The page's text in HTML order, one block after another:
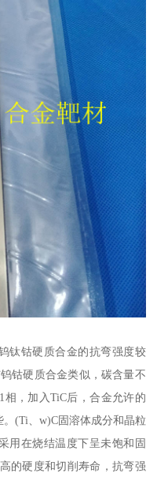
钛钴硬质合金的抗弯强度较
钴硬质合金类似，碳含量不
相，加入TiC后，合金允许的
(Ti、w)C固溶体成分和晶粒
用在烧结温度下呈未饱和固
的硬度和切削寿命，抗弯强